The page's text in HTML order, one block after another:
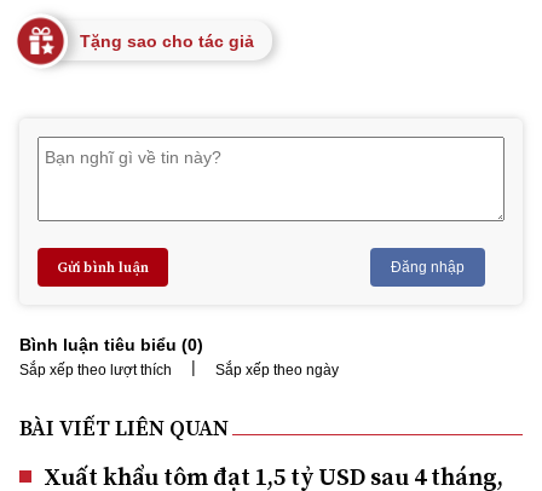
Tặng sao cho tác giả
Gửi bình luận Đăng nhập
Bình luận tiêu biểu (0)
Sắp xếp theo lượt thích | Sắp xếp theo ngày
BÀI VIẾT LIÊN QUAN
Xuất khẩu tôm đạt 1,5 tỷ USD sau 4 tháng,